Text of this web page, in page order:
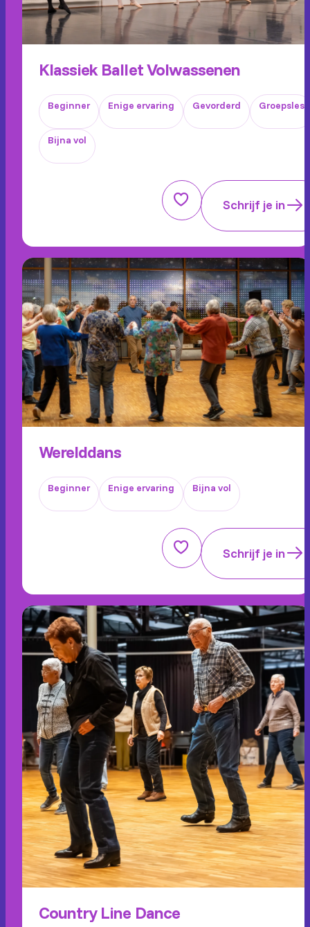
Klassiek Ballet Volwassenen
Beginner Enige ervaring Gevorderd Groepsles
Bijna vol
Schrijf je in
Werelddans
Beginner Enige ervaring Bijna vol
Schrijf je in
Country Line Dance